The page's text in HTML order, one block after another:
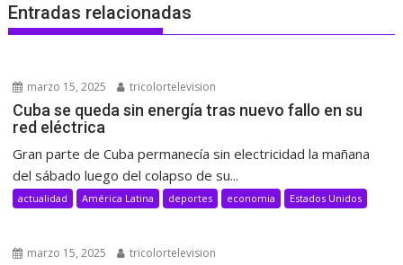
Entradas relacionadas
marzo 15, 2025 tricolortelevision
Cuba se queda sin energía tras nuevo fallo en su
red eléctrica
Gran parte de Cuba permanecía sin electricidad la mañana
del sábado luego del colapso de su...
actualidad América Latina deportes economia Estados Unidos
marzo 15, 2025 tricolortelevision